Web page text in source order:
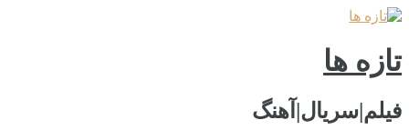
تازه ها
فیلم|سریال|آهنگ